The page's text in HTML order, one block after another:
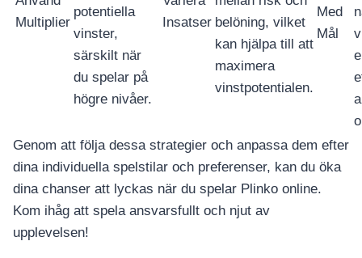
อุปกรณ์เครื่องใช้ภายในครัว
Multiplier
potentiella
vinster,
särskilt när
du spelar på
högre nivåer.
Insatser belöning, vilket
kan hjälpa till att
maximera
vinstpotentialen.
Med
Mål
Genom att följa dessa strategier och anpassa dem efter
dina individuella spelstilar och preferenser, kan du öka
dina chanser att lyckas när du spelar Plinko online.
Kom ihåg att spela ansvarsfullt och njut av
upplevelsen!